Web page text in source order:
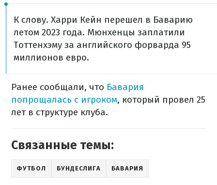
К слову. Харри Кейн перешел в Баварию
летом 2023 года. Мюнхенцы заплатили
Тоттенхэму за английского форварда 95
миллионов евро.
Ранее сообщали, что Бавария
попрощалась с игроком, который провел 25
лет в структуре клуба.
Связанные темы:
ФУТБОЛ БУНДЕСЛИГА БАВАРИЯ